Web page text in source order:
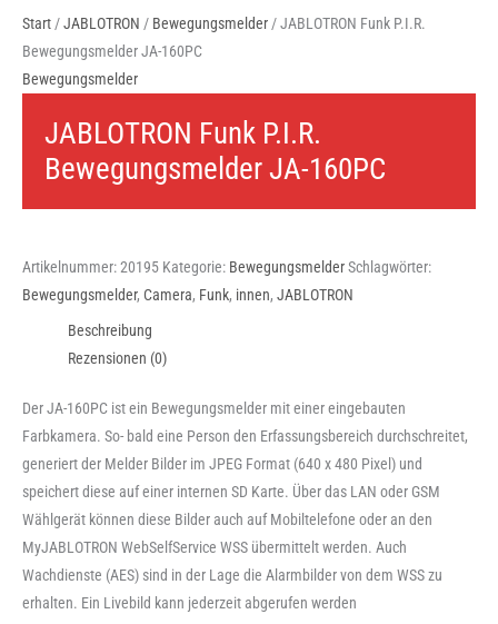
Start /JABLOTRON / Bewegungsmelder / JABLOTRON Funk P.I.R.
Bewegungsmelder JA-160PC
Bewegungsmelder
JABLOTRON Funk P.I.R.
Bewegungsmelder JA-160PC
Artikelnummer:20195 Kategorie: BewegungsmelderSchlagwörter:
Bewegungsmelder, Camera, Funk, innen, JABLOTRON
Beschreibung
Rezensionen (0)
Der JA-160PC ist ein Bewegungsmelder mit einer eingebauten
Farbkamera. So- bald eine Person den Erfassungsbereich durchschreitet,
generiert der Melder Bilder im JPEG Format (640 x 480 Pixel) und
speichert diese auf einer internen SD Karte. Über das LAN oder GSM
Wählgerät können diese Bilder auch auf Mobiltelefone oder an den
MyJABLOTRON WebSelfService WSS übermittelt werden. Auch
Wachdienste (AES) sind in der Lage die Alarmbilder von dem WSS zu
erhalten. Ein Livebild kann jederzeit abgerufen werden